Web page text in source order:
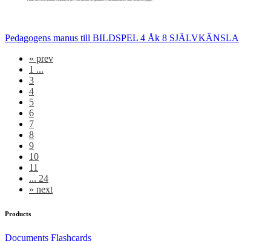
Pedagogens manus till BILDSPEL 4 Åk 8 SJÄLVKÄNSLA
« prev
1 ...
3
4
5
6
7
8
9
10
11
... 24
» next
Products
Documents Flashcards